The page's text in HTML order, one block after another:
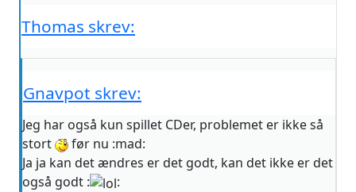
Thomas skrev:
Gnavpot skrev:
Jeg har også kun spillet CDer, problemet er ikke så
stort
før nu :mad:
Ja ja kan det ændres er det godt, kan det ikke er det
også godt :
: